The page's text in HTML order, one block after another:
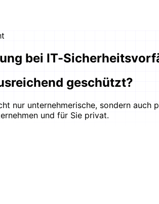
bei IT-
geschützt?
nur unternehmerische, sondern
und für Sie privat.